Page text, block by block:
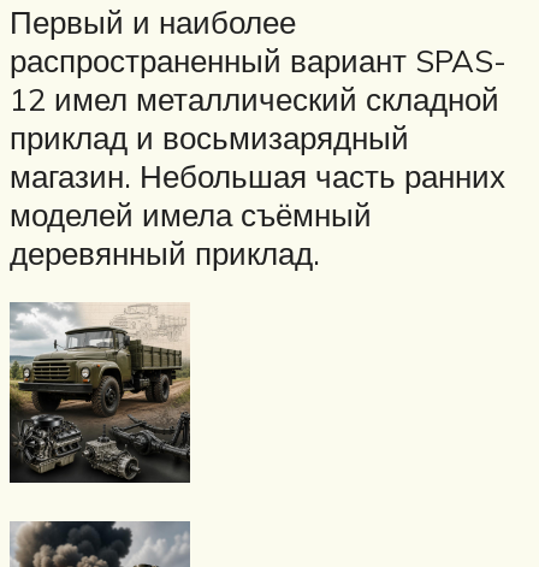
Первый и наиболее
распространенный вариант SPAS-
12 имел металлический складной
приклад и восьмизарядный
магазин. Небольшая часть ранних
моделей имела съёмный
деревянный приклад.